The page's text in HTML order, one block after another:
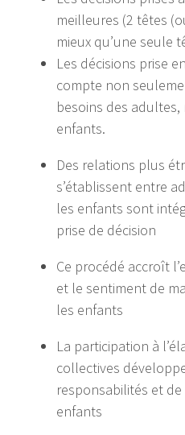
meilleures (2 têtes
mieux qu’une seule
Les décisions prise
compte non
besoins des adultes,
enfants.
Des relations plus
s’établissent entre
les enfants sont
prise de décision
Ce procédé accroît
et le sentiment de
les enfants
La participation à
collectives
responsabilités et
enfants